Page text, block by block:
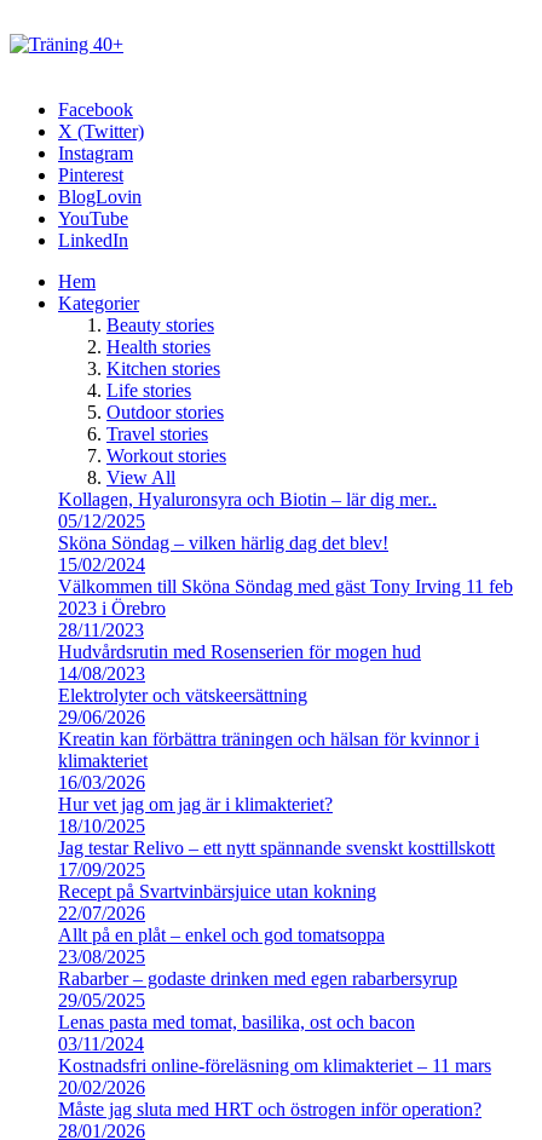
Facebook
X (Twitter)
Instagram
Pinterest
BlogLovin
YouTube
LinkedIn
Hem
Kategorier
Beauty stories
Health stories
Kitchen stories
Life stories
Outdoor stories
Travel stories
Workout stories
View All
Kollagen, Hyaluronsyra och Biotin – lär dig mer..
05/12/2025
Sköna Söndag – vilken härlig dag det blev!
15/02/2024
Välkommen till Sköna Söndag med gäst Tony Irving 11 feb
2023 i Örebro
28/11/2023
Hudvårdsrutin med Rosenserien för mogen hud
14/08/2023
Elektrolyter och vätskeersättning
29/06/2026
Kreatin kan förbättra träningen och hälsan för kvinnor i
klimakteriet
16/03/2026
Hur vet jag om jag är i klimakteriet?
18/10/2025
Jag testar Relivo – ett nytt spännande svenskt kosttillskott
17/09/2025
Recept på Svartvinbärsjuice utan kokning
22/07/2026
Allt på en plåt – enkel och god tomatsoppa
23/08/2025
Rabarber – godaste drinken med egen rabarbersyrup
29/05/2025
Lenas pasta med tomat, basilika, ost och bacon
03/11/2024
Kostnadsfri online-föreläsning om klimakteriet – 11 mars
20/02/2026
Måste jag sluta med HRT och östrogen inför operation?
28/01/2026